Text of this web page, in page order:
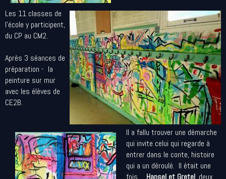
Les 11 classes de
l'école y participent,
du CP au CM2.
Après 3 séances de
préparation - la
peinture sur mur
avec les élèves de
CE2B.
Il a fallu trouver une démarche
qui invite celui qui regarde à
entrer dans le conte, histoire
qui a un déroulé. Il était une
fois ... Hansel et Gretel, deux